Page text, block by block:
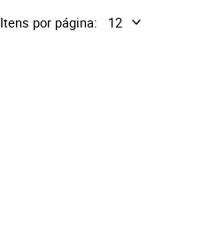
Itens por página: